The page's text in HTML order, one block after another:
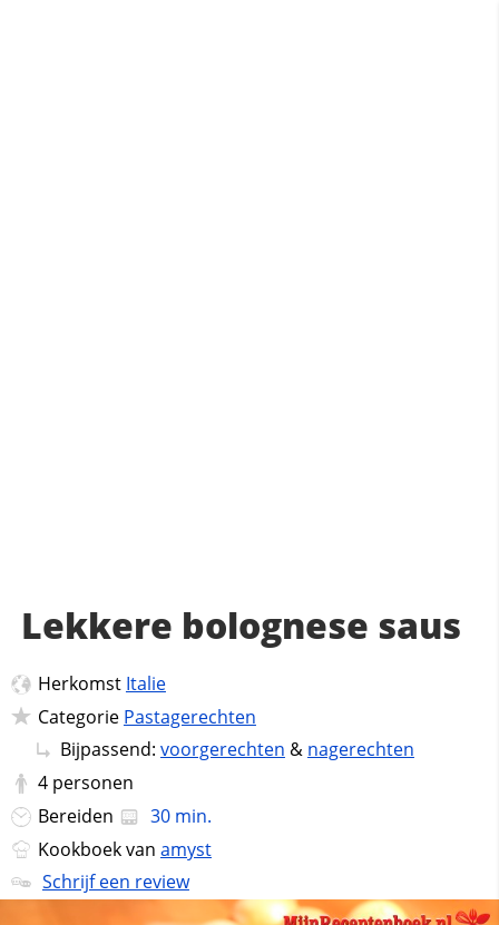
Lekkere bolognese saus
Herkomst Italie
Categorie Pastagerechten
Bijpassend: voorgerechten & nagerechten
4 personen
Bereiden
30 min.
Kookboek van amyst
Schrijf een review